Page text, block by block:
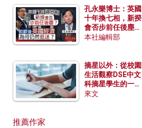
孔永樂博士：英國
十年換七相，新揆
會否步前任後塵？
脫歐後英國經濟為
本社編輯部
摘星以外：從校園
生活觀察DSE中文
科摘星學生的一點
特質
來文
推薦作家